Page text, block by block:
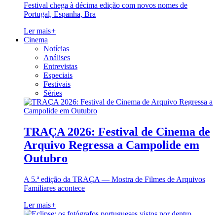
Festival chega à décima edição com novos nomes de
Portugal, Espanha, Bra
Ler mais+
Cinema
Notícias
Análises
Entrevistas
Especiais
Festivais
Séries
TRAÇA 2026: Festival de Cinema de
Arquivo Regressa a Campolide em
Outubro
A 5.ª edição da TRAÇA — Mostra de Filmes de Arquivos
Familiares acontece
Ler mais+